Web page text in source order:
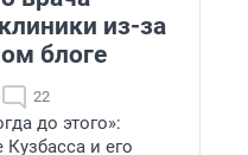
из-за
блоге
22
до этого»:
Кузбасса и его